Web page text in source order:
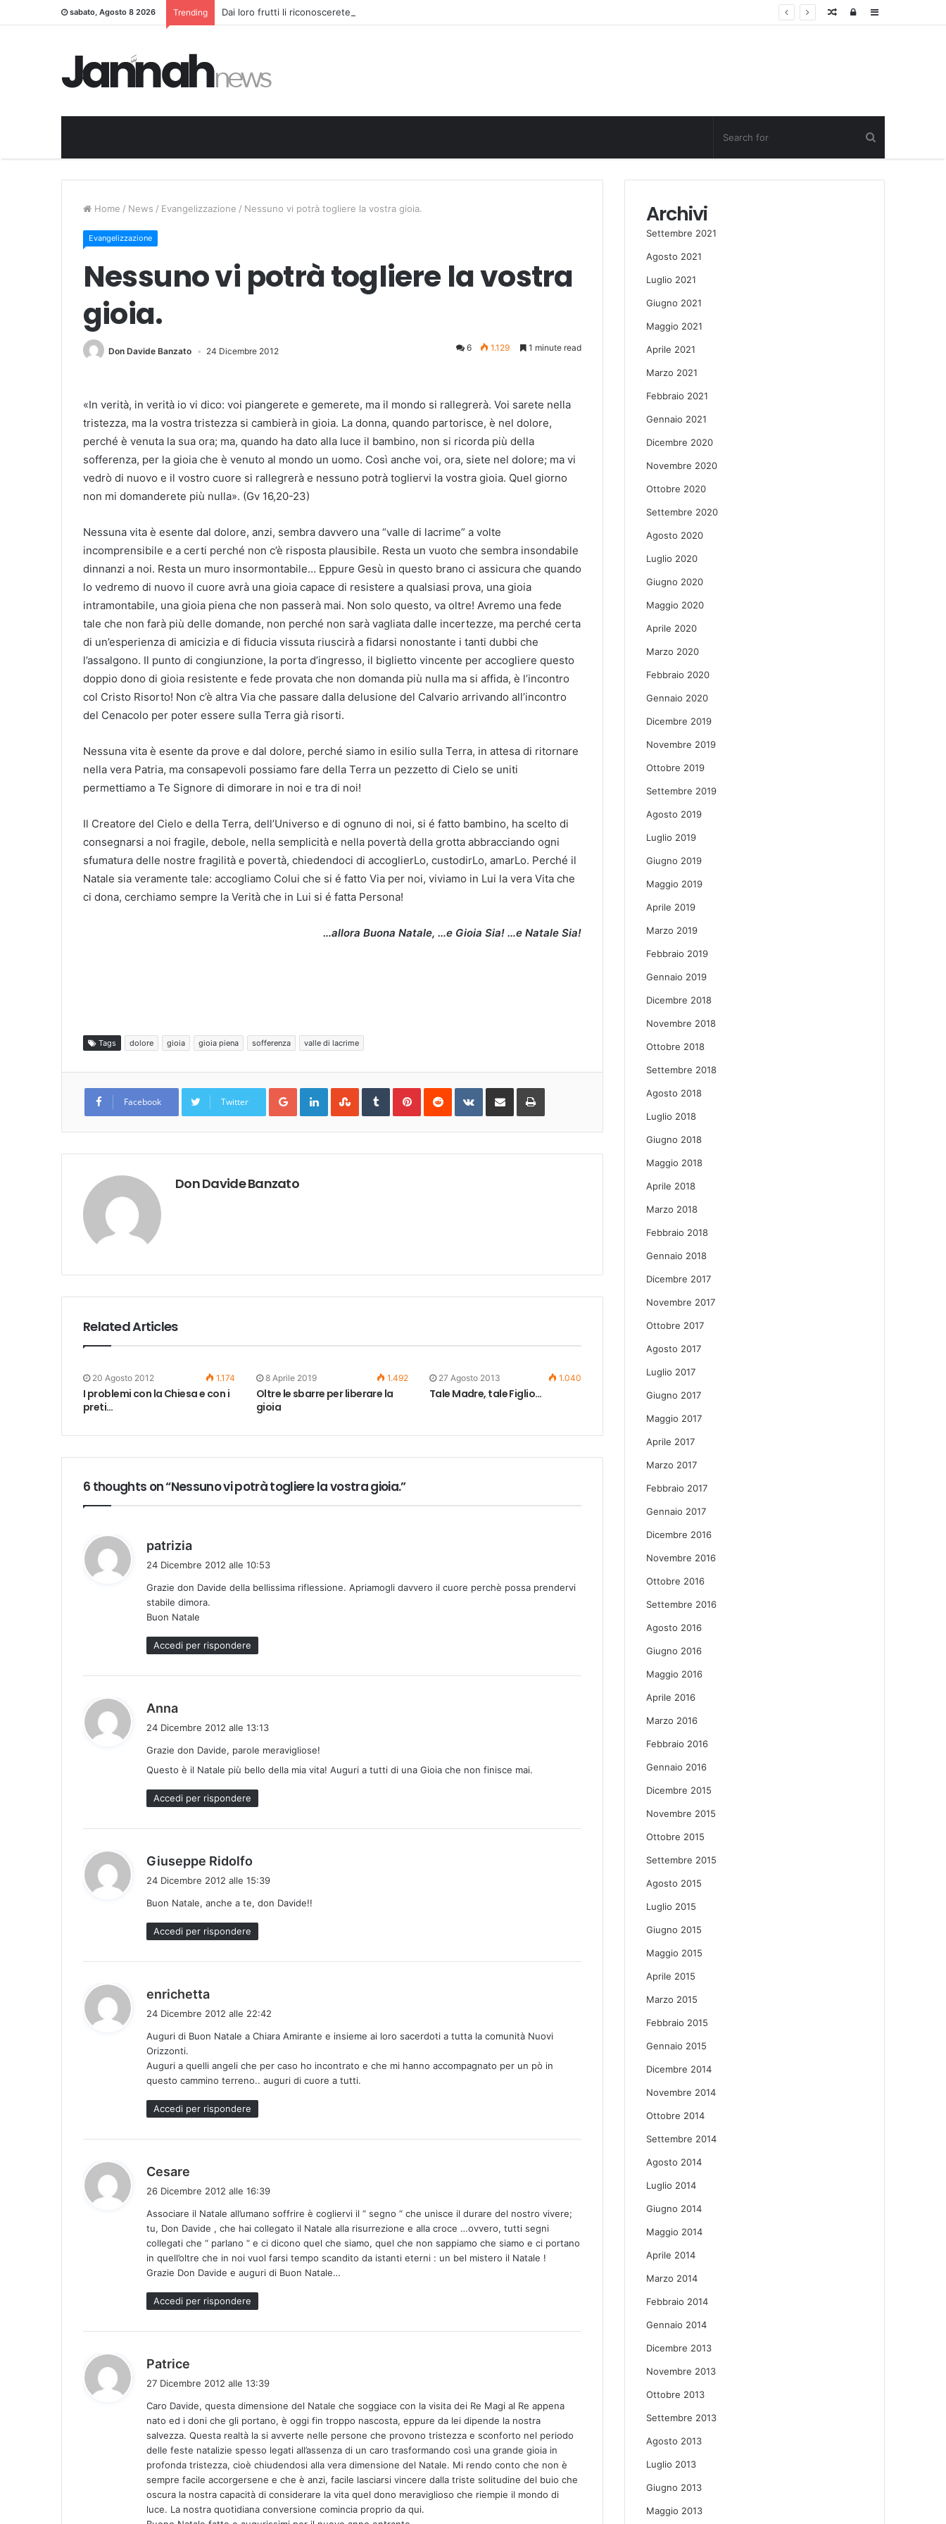
sabato, Agosto 8 2026 Trending Dai loro frutti li riconoscerete Sidebar
Log
Random
Home / News / Evangelizzazione / Nessuno vi potrà togliere la vostra gioia.
Evangelizzazione
Nessuno vi potrà togliere la vostra
gioia.
Don Davide Banzato 24 Dicembre 2012 6 1.129 1 minute read
«In verità, in verità io vi dico: voi piangerete e gemerete, ma il mondo si rallegrerà. Voi sarete nella
tristezza, ma la vostra tristezza si cambierà in gioia. La donna, quando partorisce, è nel dolore,
perché è venuta la sua ora; ma, quando ha dato alla luce il bambino, non si ricorda più della
sofferenza, per la gioia che è venuto al mondo un uomo. Così anche voi, ora, siete nel dolore; ma vi
vedrò di nuovo e il vostro cuore si rallegrerà e nessuno potrà togliervi la vostra gioia. Quel giorno
non mi domanderete più nulla». (Gv 16,20-23)
Nessuna vita è esente dal dolore, anzi, sembra davvero una “valle di lacrime” a volte
incomprensibile e a certi perché non c’è risposta plausibile. Resta un vuoto che sembra insondabile
dinnanzi a noi. Resta un muro insormontabile… Eppure Gesù in questo brano ci assicura che quando
lo vedremo di nuovo il cuore avrà una gioia capace di resistere a qualsiasi prova, una gioia
intramontabile, una gioia piena che non passerà mai. Non solo questo, va oltre! Avremo una fede
tale che non farà più delle domande, non perché non sarà vagliata dalle incertezze, ma perché certa
di un’esperienza di amicizia e di fiducia vissuta riuscirà a fidarsi nonostante i tanti dubbi che
l’assalgono. Il punto di congiunzione, la porta d’ingresso, il biglietto vincente per accogliere questo
doppio dono di gioia resistente e fede provata che non domanda più nulla ma si affida, è l’incontro
col Cristo Risorto! Non c’è altra Via che passare dalla delusione del Calvario arrivando all’incontro
del Cenacolo per poter essere sulla Terra già risorti.
Nessuna vita è esente da prove e dal dolore, perché siamo in esilio sulla Terra, in attesa di ritornare
nella vera Patria, ma consapevoli possiamo fare della Terra un pezzetto di Cielo se uniti
permettiamo a Te Signore di dimorare in noi e tra di noi!
Il Creatore del Cielo e della Terra, dell’Universo e di ognuno di noi, si é fatto bambino, ha scelto di
consegnarsi a noi fragile, debole, nella semplicità e nella povertà della grotta abbracciando ogni
sfumatura delle nostre fragilità e povertà, chiedendoci di accoglierLo, custodirLo, amarLo. Perché il
Natale sia veramente tale: accogliamo Colui che si é fatto Via per noi, viviamo in Lui la vera Vita che
ci dona, cerchiamo sempre la Verità che in Lui si é fatta Persona!
…allora Buona Natale, …e Gioia Sia! …e Natale Sia!
Tags dolore gioia gioia piena sofferenza valle di lacrime
Facebook Twitter
Google+LinkedInStumbleUpon
TumblrPinterestReddit VKontakteShare
Email
Print
Don Davide Banzato
Related Articles
20 Agosto 2012 1.174
I problemi con la Chiesa e con i
preti…
8 Aprile 2019 1.492
Oltre le sbarre per liberare la
gioia
27 Agosto 2013 1.040
Tale Madre, tale Figlio…
6 thoughts on “Nessuno vi potrà togliere la vostra gioia.”
patrizia
e
t
t
o
:
24 Dicembre 2012 alle 10:53
Grazie don Davide della bellissima riflessione. Apriamogli davvero il cuore perchè possa prendervi
stabile dimora.
Buon Natale
Accedi per rispondere
Anna
e
o
24 Dicembre 2012 alle 13:13
Grazie don Davide, parole meravigliose!
Questo è il Natale più bello della mia vita! Auguri a tutti di una Gioia che non finisce mai.
Accedi per rispondere
Giuseppe Ridolfo
e
t
t
24 Dicembre 2012 alle 15:39
Buon Natale, anche a te, don Davide!!
Accedi per rispondere
enrichetta
e
t
:
24 Dicembre 2012 alle 22:42
Auguri di Buon Natale a Chiara Amirante e insieme ai loro sacerdoti a tutta la comunità Nuovi
Orizzonti.
Auguri a quelli angeli che per caso ho incontrato e che mi hanno accompagnato per un pò in
questo cammino terreno.. auguri di cuore a tutti.
Accedi per rispondere
Cesare
e
t
t
26 Dicembre 2012 alle 16:39
Associare il Natale all’umano soffrire è cogliervi il “ segno “ che unisce il durare del nostro vivere;
tu, Don Davide , che hai collegato il Natale alla risurrezione e alla croce …ovvero, tutti segni
collegati che “ parlano “ e ci dicono quel che siamo, quel che non sappiamo che siamo e ci portano
in quell’oltre che in noi vuol farsi tempo scandito da istanti eterni : un bel mistero il Natale !
Grazie Don Davide e auguri di Buon Natale…
Accedi per rispondere
Patrice
e
t
t
27 Dicembre 2012 alle 13:39
Caro Davide, questa dimensione del Natale che soggiace con la visita dei Re Magi al Re appena
nato ed i doni che gli portano, è oggi fin troppo nascosta, eppure da lei dipende la nostra
salvezza. Questa realtà la si avverte nelle persone che provono tristezza e sconforto nel periodo
delle feste natalizie spesso legati all’assenza di un caro trasformando così una grande gioia in
profonda tristezza, cioè chiudendosi alla vera dimensione del Natale. Mi rendo conto che non è
sempre facile accorgersene e che è anzi, facile lasciarsi vincere dalla triste solitudine del buio che
oscura la nostra capacità di considerare la vita quel dono meraviglioso che riempie il mondo di
luce. La nostra quotidiana conversione comincia proprio da qui.
Archivi
Settembre 2021
Agosto 2021
Luglio 2021
Giugno 2021
Maggio 2021
Aprile 2021
Marzo 2021
Febbraio 2021
Gennaio 2021
Dicembre 2020
Novembre 2020
Ottobre 2020
Settembre 2020
Agosto 2020
Luglio 2020
Giugno 2020
Maggio 2020
Aprile 2020
Marzo 2020
Febbraio 2020
Gennaio 2020
Dicembre 2019
Novembre 2019
Ottobre 2019
Settembre 2019
Agosto 2019
Luglio 2019
Giugno 2019
Maggio 2019
Aprile 2019
Marzo 2019
Febbraio 2019
Gennaio 2019
Dicembre 2018
Novembre 2018
Ottobre 2018
Settembre 2018
Agosto 2018
Luglio 2018
Giugno 2018
Maggio 2018
Aprile 2018
Marzo 2018
Febbraio 2018
Gennaio 2018
Dicembre 2017
Novembre 2017
Ottobre 2017
Agosto 2017
Luglio 2017
Giugno 2017
Maggio 2017
Aprile 2017
Marzo 2017
Febbraio 2017
Gennaio 2017
Dicembre 2016
Novembre 2016
Ottobre 2016
Settembre 2016
Agosto 2016
Giugno 2016
Maggio 2016
Aprile 2016
Marzo 2016
Febbraio 2016
Gennaio 2016
Dicembre 2015
Novembre 2015
Ottobre 2015
Settembre 2015
Agosto 2015
Luglio 2015
Giugno 2015
Maggio 2015
Aprile 2015
Marzo 2015
Febbraio 2015
Gennaio 2015
Dicembre 2014
Novembre 2014
Ottobre 2014
Settembre 2014
Agosto 2014
Luglio 2014
Giugno 2014
Maggio 2014
Aprile 2014
Marzo 2014
Febbraio 2014
Gennaio 2014
Dicembre 2013
Novembre 2013
Ottobre 2013
Settembre 2013
Agosto 2013
Luglio 2013
Giugno 2013
Maggio 2013